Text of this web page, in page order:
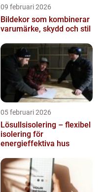
09 februari 2026
Bildekor som kombinerar
varumärke, skydd och stil
05 februari 2026
Lösullsisolering – flexibel
isolering för
energieffektiva hus